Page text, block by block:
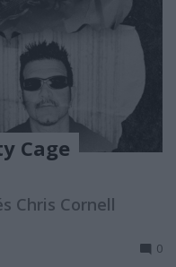
Cage
Chris Cornell
0